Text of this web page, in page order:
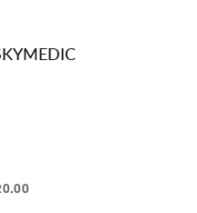
8.00-20.00